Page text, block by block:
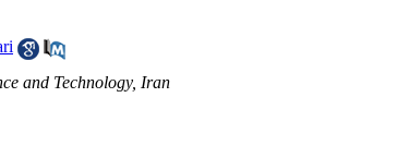
and Technology, Iran